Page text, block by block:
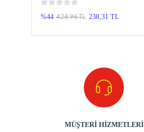
Adet
%44 428,96 TL 238,31 TL
MÜŞTERİ HİZMETLERİ